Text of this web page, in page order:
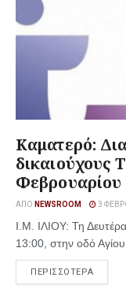
Καματερό:
δικαιούχους
Φεβρουαρίου
ΑΠΌ NEWSROOM 3
Ι.Μ. ΙΛΙΟΥ: Τη
13:00, στην οδό
ΠΕΡΙΣΣΟΤΕΡΑ